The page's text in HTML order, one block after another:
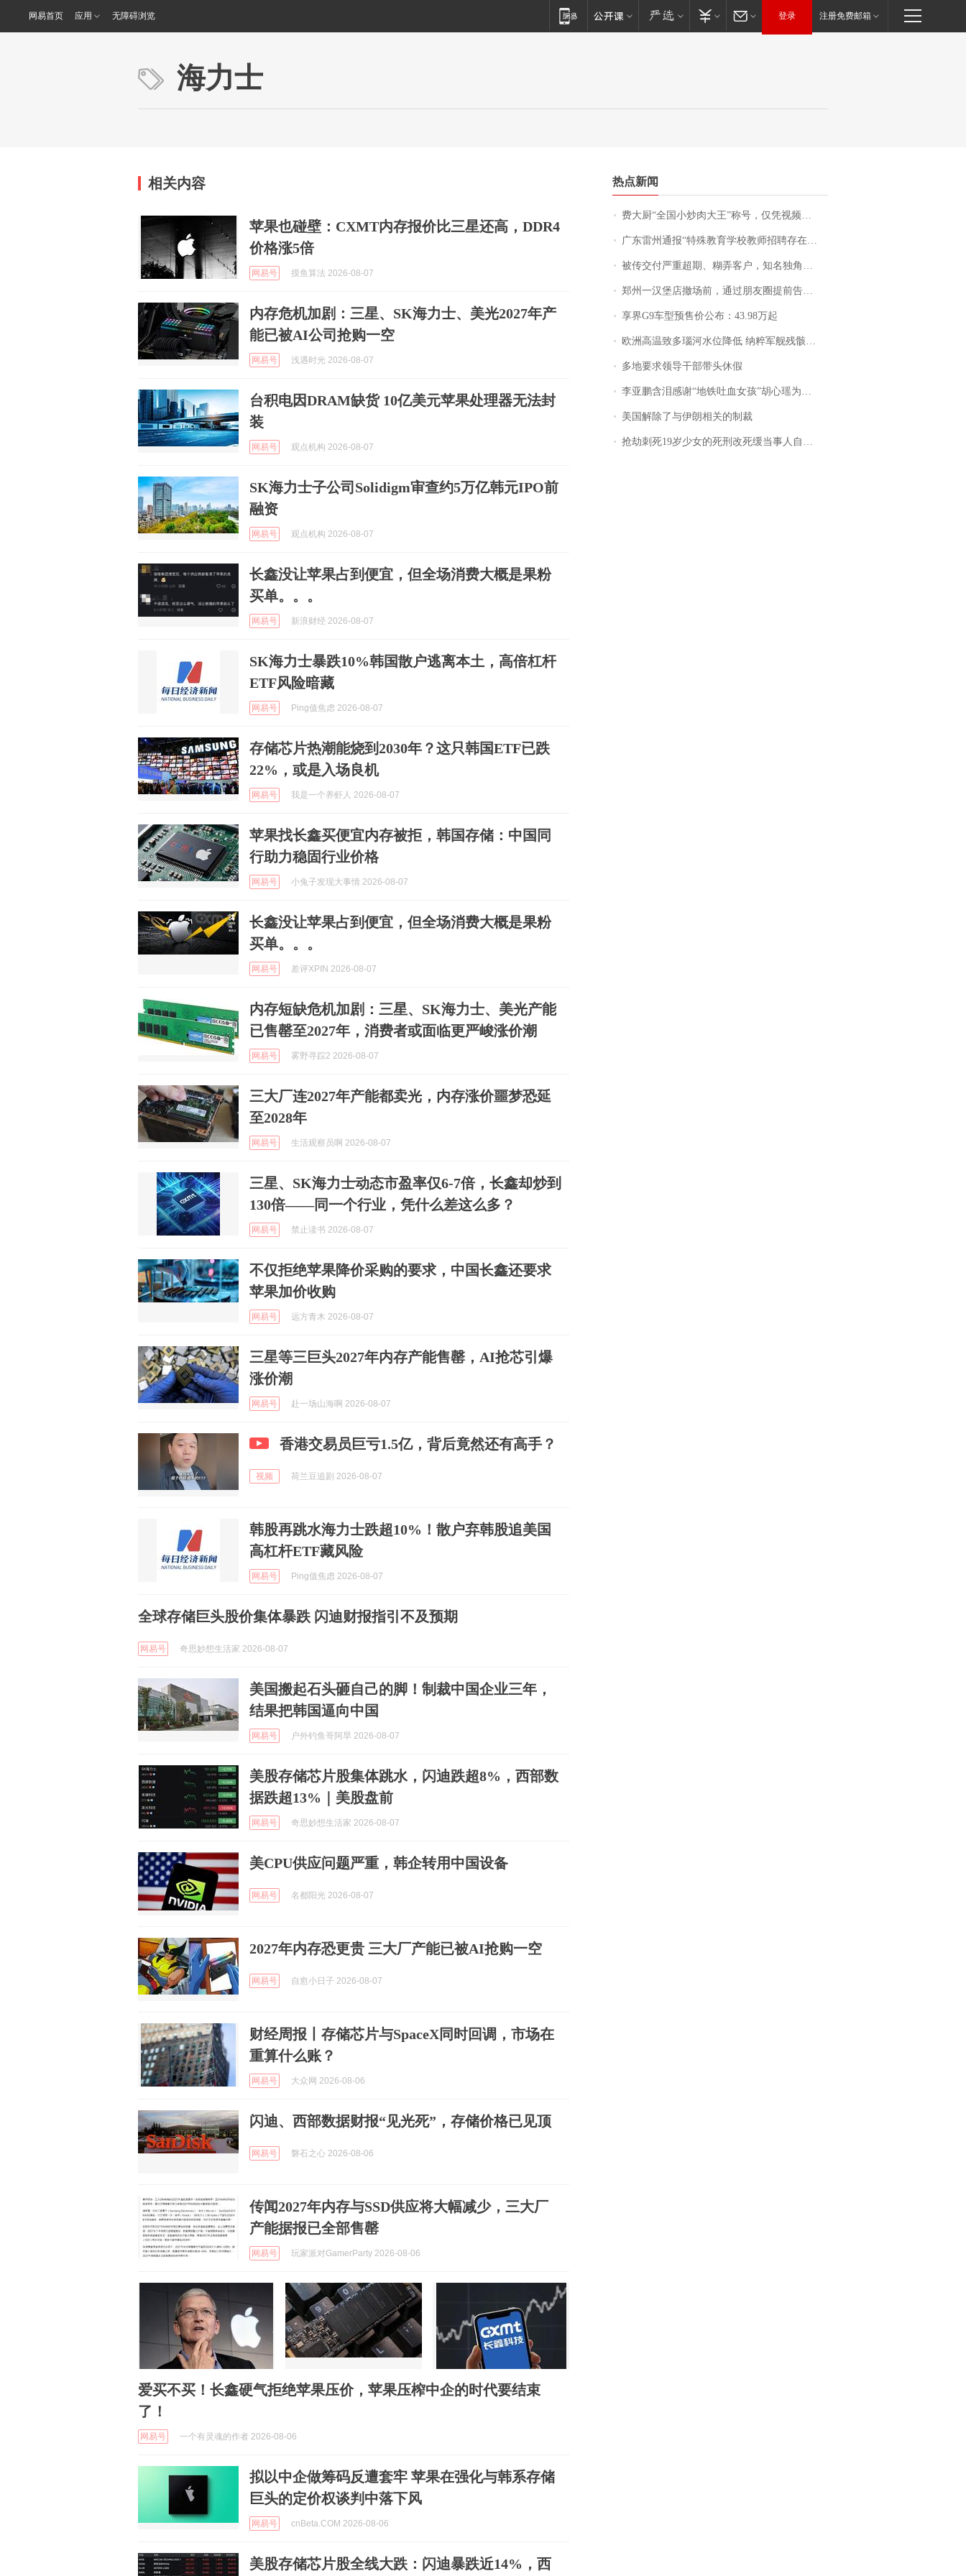
网易首页 应用 无障碍浏览 登录 注册免费邮箱
海力士
相关内容
苹果也碰壁：CXMT内存报价比三星还高，DDR4
价格涨5倍
网易号 摸鱼算法 2026-08-07
内存危机加剧：三星、SK海力士、美光2027年产
能已被AI公司抢购一空
网易号 浅遇时光 2026-08-07
台积电因DRAM缺货 10亿美元苹果处理器无法封
装
网易号 观点机构 2026-08-07
SK海力士子公司Solidigm审查约5万亿韩元IPO前
融资
网易号 观点机构 2026-08-07
长鑫没让苹果占到便宜，但全场消费大概是果粉
买单。。。
网易号 新浪财经 2026-08-07
SK海力士暴跌10%韩国散户逃离本土，高倍杠杆
ETF风险暗藏
网易号 Ping值焦虑 2026-08-07
存储芯片热潮能烧到2030年？这只韩国ETF已跌
22%，或是入场良机
网易号 我是一个养虾人 2026-08-07
苹果找长鑫买便宜内存被拒，韩国存储：中国同
行助力稳固行业价格
网易号 小兔子发现大事情 2026-08-07
长鑫没让苹果占到便宜，但全场消费大概是果粉
买单。。。
网易号 差评XPIN 2026-08-07
内存短缺危机加剧：三星、SK海力士、美光产能
已售罄至2027年，消费者或面临更严峻涨价潮
网易号 雾野寻踪2 2026-08-07
三大厂连2027年产能都卖光，内存涨价噩梦恐延
至2028年
网易号 生活观察员啊 2026-08-07
三星、SK海力士动态市盈率仅6-7倍，长鑫却炒到
130倍——同一个行业，凭什么差这么多？
网易号 禁止读书 2026-08-07
不仅拒绝苹果降价采购的要求，中国长鑫还要求
苹果加价收购
网易号 远方青木 2026-08-07
三星等三巨头2027年内存产能售罄，AI抢芯引爆
涨价潮
网易号 赴一场山海啊 2026-08-07
香港交易员巨亏1.5亿，背后竟然还有高手？
视频 荷兰豆追剧 2026-08-07
韩股再跳水海力士跌超10%！散户弃韩股追美国
高杠杆ETF藏风险
网易号 Ping值焦虑 2026-08-07
全球存储巨头股价集体暴跌 闪迪财报指引不及预期
网易号 奇思妙想生活家 2026-08-07
美国搬起石头砸自己的脚！制裁中国企业三年，
结果把韩国逼向中国
网易号 户外钓鱼哥阿旱 2026-08-07
美股存储芯片股集体跳水，闪迪跌超8%，西部数
据跌超13%｜美股盘前
网易号 奇思妙想生活家 2026-08-07
美CPU供应问题严重，韩企转用中国设备
网易号 名都阳光 2026-08-07
2027年内存恐更贵 三大厂产能已被AI抢购一空
网易号 自愈小日子 2026-08-07
财经周报丨存储芯片与SpaceX同时回调，市场在
重算什么账？
网易号 大众网 2026-08-06
闪迪、西部数据财报“见光死”，存储价格已见顶
网易号 磐石之心 2026-08-06
传闻2027年内存与SSD供应将大幅减少，三大厂
产能据报已全部售罄
网易号 玩家派对GamerParty 2026-08-06
爱买不买！长鑫硬气拒绝苹果压价，苹果压榨中企的时代要结束
了！
网易号 一个有灵魂的作者 2026-08-06
拟以中企做筹码反遭套牢 苹果在强化与韩系存储
巨头的定价权谈判中落下风
网易号 cnBeta.COM 2026-08-06
美股存储芯片股全线大跌：闪迪暴跌近14%，西
热点新闻
费大厨“全国小炒肉大王”称号，仅凭视频评出？中国烹饪协会回应
广东雷州通报“特殊教育学校教师招聘存在违规行为”：已启动问责程序 副校长被停职
被传交付严重超期、糊弄客户，知名独角兽车企创始人回应：都没证据，将依法采取措施，“本人长期与美国交管局保持沟通，对方表示肯定”
郑州一汉堡店撤场前，通过朋友圈提前告知逐一退费，有顾客仅剩1元也全被退回，分文不少；顾客：言而有信，让人感动
享界G9车型预售价公布：43.98万起
欧洲高温致多瑙河水位降低 纳粹军舰残骸重见天日
多地要求领导干部带头休假
李亚鹏含泪感谢“地铁吐血女孩”胡心瑶为嫣然天使捐99999元：这份捐赠太沉重，尊重其捐赠意愿，个人向胡心瑶和她的病友之家各捐赠99999元
美国解除了与伊朗相关的制裁
抢劫刺死19岁少女的死刑改死缓当事人自述：出狱11年间始终刻意躲避被害人家属